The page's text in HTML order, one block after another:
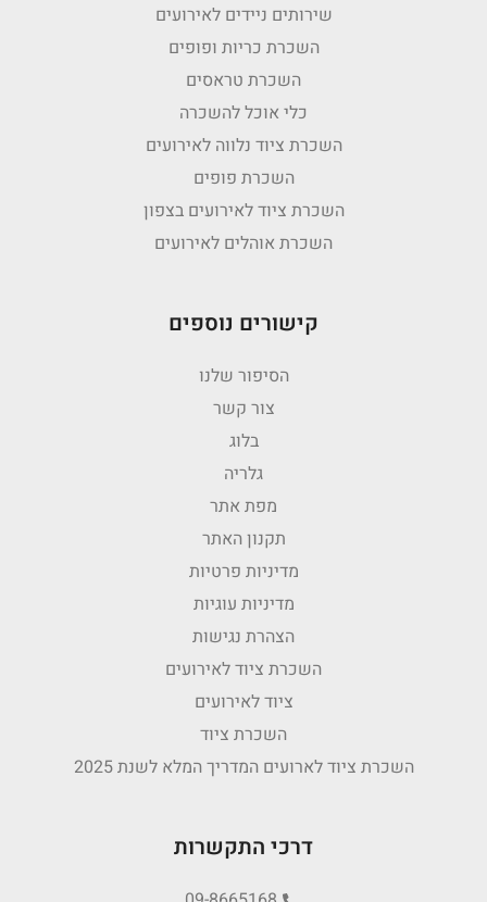
שירותים ניידים לאירועים
השכרת כריות ופופים
השכרת טראסים
כלי אוכל להשכרה
השכרת ציוד נלווה לאירועים
השכרת פופים
השכרת ציוד לאירועים בצפון
השכרת אוהלים לאירועים
קישורים נוספים
הסיפור שלנו
צור קשר
בלוג
גלריה
מפת אתר
תקנון האתר
מדיניות פרטיות
מדיניות עוגיות
הצהרת נגישות
השכרת ציוד לאירועים
ציוד לאירועים
השכרת ציוד
השכרת ציוד לארועים המדריך המלא לשנת 2025
דרכי התקשרות